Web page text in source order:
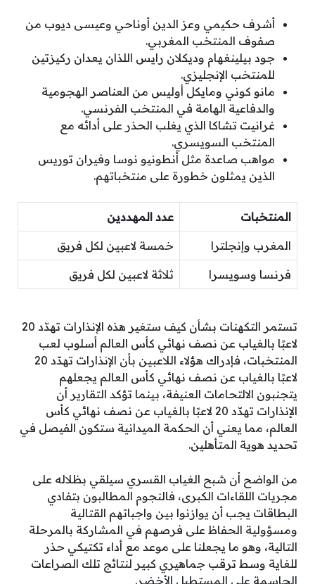
أشرف حكيمي وعز الدين أوناحي وعيسى ديوب من
صفوف المنتخب المغربي.
جود بيلينغهام وديكلان رايس اللذان يعدان ركيزتين
للمنتخب الإنجليزي.
مانو كوني ومايكل أوليس من العناصر الهجومية
والدفاعية الهامة في المنتخب الفرنسي.
غرانيت تشاكا الذي يغلب الحذر على أدائه مع
المنتخب السويسري.
مواهب صاعدة مثل أنطونيو نوسا وفيران توريس
الذين يمثلون خطورة على منتخباتهم.
المنتخبات عدد المهددين
المغرب وإنجلترا خمسة لاعبين لكل فريق
فرنسا وسويسرا ثلاثة لاعبين لكل فريق
تستمر التكهنات بشأن كيف ستغير هذه الإنذارات تهدّد 20
لاعبًا بالغياب عن نصف نهائي كأس العالم أسلوب لعب
المنتخبات، فإدراك هؤلاء اللاعبين بأن الإنذارات تهدّد 20
لاعبًا بالغياب عن نصف نهائي كأس العالم يجعلهم
يتجنبون الالتحامات العنيفة، بينما تؤكد التقارير أن
الإنذارات تهدّد 20 لاعبًا بالغياب عن نصف نهائي كأس
العالم، مما يعني أن الحكمة الميدانية ستكون الفيصل في
تحديد هوية المتأهلين.
من الواضح أن شبح الغياب القسري سيلقي بظلاله على
مجريات اللقاءات الكبرى، فالنجوم المطالبون بتفادي
البطاقات يجب أن يوازنوا بين واجباتهم القتالية
ومسؤولية الحفاظ على فرصهم في المشاركة بالمرحلة
التالية، وهو ما يجعلنا على موعد مع أداء تكتيكي حذر
للغاية وسط ترقب جماهيري كبير لنتائج تلك الصراعات
الحاسمة على المستطيل الأخضر.